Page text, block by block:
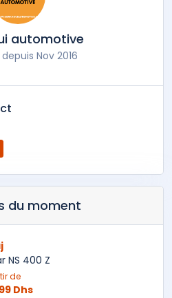
automotive
Nov 2016
du moment
NS 400 Z
de
Dhs